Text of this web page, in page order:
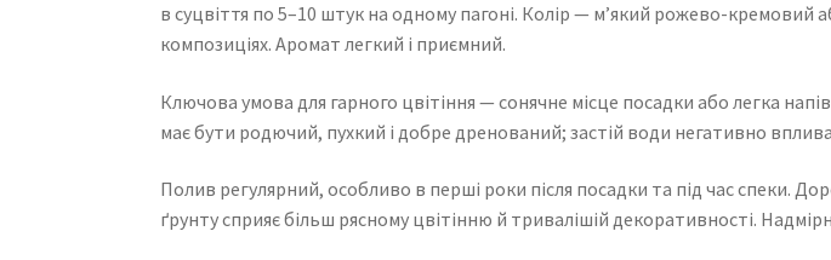
в суцвіття по 5–10 штук на одному пагоні. Колір — м’який рожево-кремовий
композиціях. Аромат легкий і приємний.
Ключова умова для гарного цвітіння — сонячне місце посадки або легка
має бути родючий, пухкий і добре дренований; застій води негативно
Полив регулярний, особливо в перші роки після посадки та під час спеки.
ґрунту сприяє більш рясному цвітінню й тривалішій декоративності.